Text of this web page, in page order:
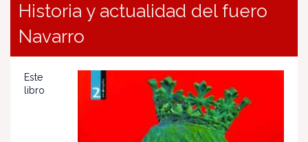
Historia y actualidad del fuero
Navarro
Este
libro